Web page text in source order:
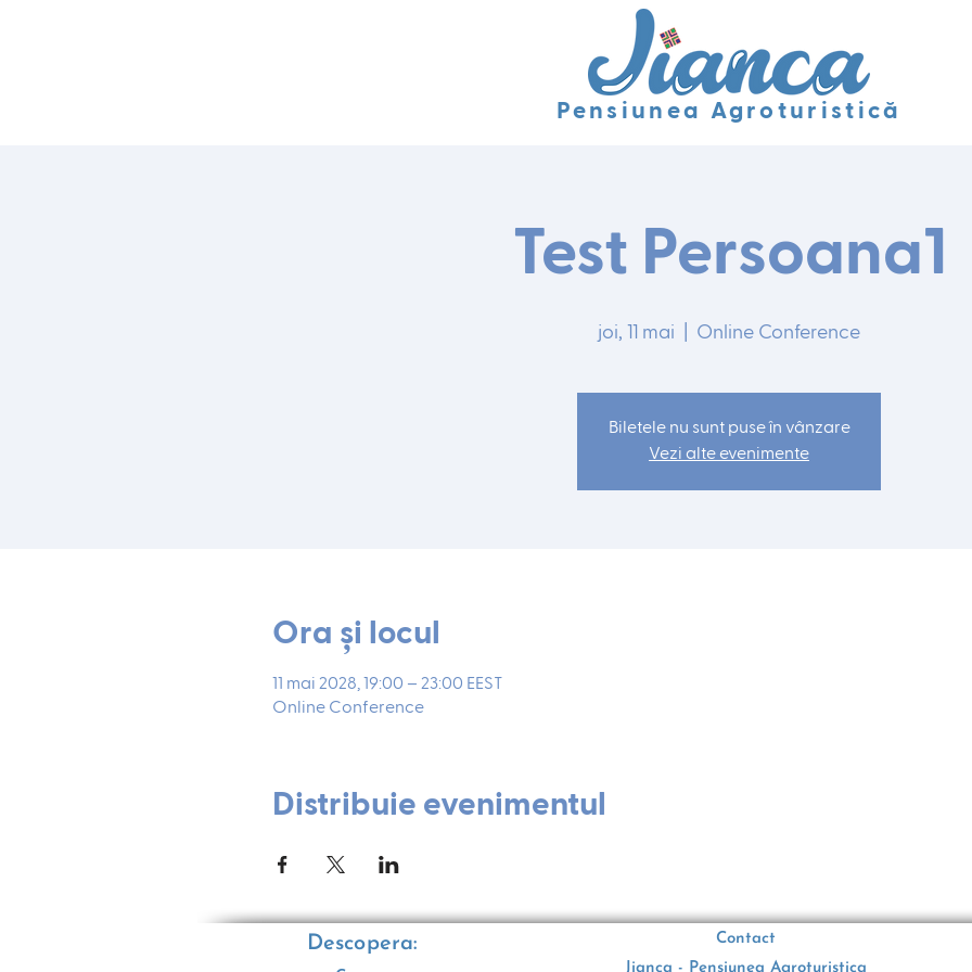
Pensiunea Agroturistică
Test Persoana1
joi, 11 mai Online Conference
Biletele nu sunt puse în vânzare
Vezi alte evenimente
Ora și locul
11 mai 2028, 19:00 – 23:00 EEST
Online Conference
Distribuie evenimentul
Descopera:
Contact
Jianca - Pensiunea Agroturistica